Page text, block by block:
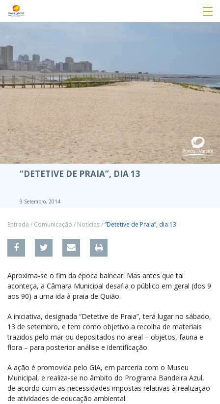
“DETETIVE DE PRAIA”, DIA 13
9 Setembro, 2014
Entrada / Comunicação / Notícias/“Detetive de Praia”, dia 13
Aproxima-se o fim da época balnear. Mas antes que tal
aconteça, a Câmara Municipal desafia o público em geral (dos 9
aos 90) a uma ida à praia de Quião.
A iniciativa, designada “Detetive de Praia”, terá lugar no sábado,
13 de setembro, e tem como objetivo a recolha de materiais
trazidos pelo mar ou depositados no areal – objetos, fauna e
flora – para posterior análise e identificação.
A ação é promovida pelo GIA, em parceria com o Museu
Municipal, e realiza-se no âmbito do Programa Bandeira Azul,
de acordo com as necessidades impostas relativas à realização
de atividades de educação ambiental.